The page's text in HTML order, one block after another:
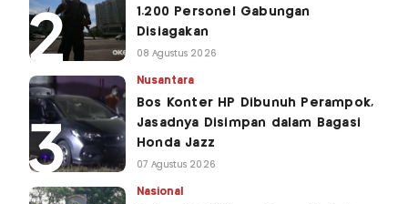
1.200 Personel Gabungan
Disiagakan
08 Agustus 2026
Nusantara
Bos Konter HP Dibunuh Perampok,
Jasadnya Disimpan dalam Bagasi
Honda Jazz
07 Agustus 2026
Nasional